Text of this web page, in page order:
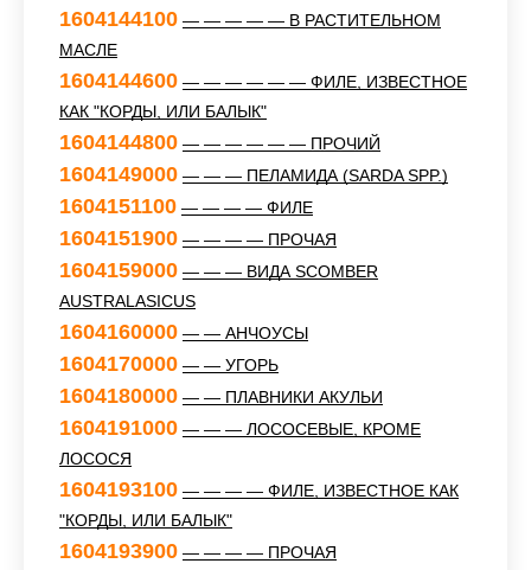
1604144100 — — — — — В РАСТИТЕЛЬНОМ
МАСЛЕ
1604144600 — — — — — — ФИЛЕ, ИЗВЕСТНОЕ
КАК "КОРДЫ, ИЛИ БАЛЫК"
1604144800 — — — — — — ПРОЧИЙ
1604149000 — — — ПЕЛАМИДА (SARDA SPP.)
1604151100 — — — — ФИЛЕ
1604151900 — — — — ПРОЧАЯ
1604159000 — — — ВИДА SCOMBER
AUSTRALASICUS
1604160000 — — АНЧОУСЫ
1604170000 — — УГОРЬ
1604180000 — — ПЛАВНИКИ АКУЛЬИ
1604191000 — — — ЛОСОСЕВЫЕ, КРОМЕ
ЛОСОСЯ
1604193100 — — — — ФИЛЕ, ИЗВЕСТНОЕ КАК
"КОРДЫ, ИЛИ БАЛЫК"
1604193900 — — — — ПРОЧАЯ